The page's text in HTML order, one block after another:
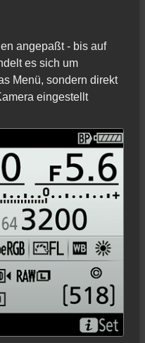
angepaßt - bis auf
es sich um
Menü, sondern direkt
eingestellt